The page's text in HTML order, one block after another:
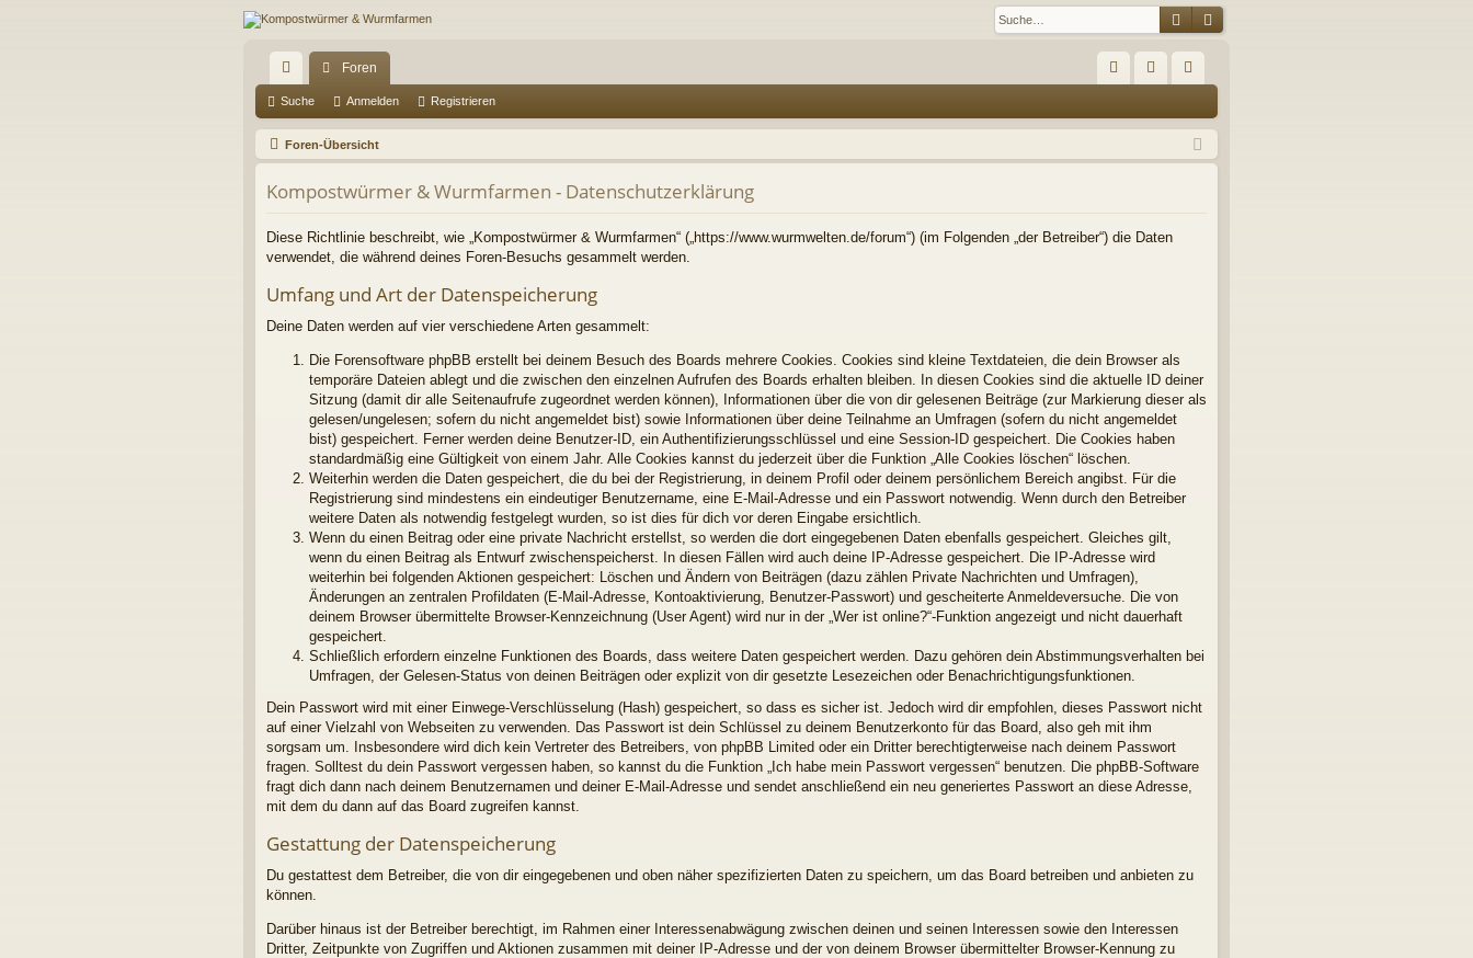
SucheErweiterte Suche
ch
ne
llz
ug
riff
Foren
Q m
el
n
ist
rie
Suche Anmelden Registrieren
Foren-Übersicht
Kompostwürmer & Wurmfarmen - Datenschutzerklärung
Diese Richtlinie beschreibt, wie „Kompostwürmer & Wurmfarmen“ („https://www.wurmwelten.de/forum“) (im Folgenden „der Betreiber“) die Daten
verwendet, die während deines Foren-Besuchs gesammelt werden.
Umfang und Art der Datenspeicherung
Deine Daten werden auf vier verschiedene Arten gesammelt:
Die Forensoftware phpBB erstellt bei deinem Besuch des Boards mehrere Cookies. Cookies sind kleine Textdateien, die dein Browser als
temporäre Dateien ablegt und die zwischen den einzelnen Aufrufen des Boards erhalten bleiben. In diesen Cookies sind die aktuelle ID deiner
Sitzung (damit dir alle Seitenaufrufe zugeordnet werden können), Informationen über die von dir gelesenen Beiträge (zur Markierung dieser als
gelesen/ungelesen; sofern du nicht angemeldet bist) sowie Informationen über deine Teilnahme an Umfragen (sofern du nicht angemeldet
bist) gespeichert. Ferner werden deine Benutzer-ID, ein Authentifizierungsschlüssel und eine Session-ID gespeichert. Die Cookies haben
standardmäßig eine Gültigkeit von einem Jahr. Alle Cookies kannst du jederzeit über die Funktion „Alle Cookies löschen“ löschen.
Weiterhin werden die Daten gespeichert, die du bei der Registrierung, in deinem Profil oder deinem persönlichem Bereich angibst. Für die
Registrierung sind mindestens ein eindeutiger Benutzername, eine E-Mail-Adresse und ein Passwort notwendig. Wenn durch den Betreiber
weitere Daten als notwendig festgelegt wurden, so ist dies für dich vor deren Eingabe ersichtlich.
Wenn du einen Beitrag oder eine private Nachricht erstellst, so werden die dort eingegebenen Daten ebenfalls gespeichert. Gleiches gilt,
wenn du einen Beitrag als Entwurf zwischenspeicherst. In diesen Fällen wird auch deine IP-Adresse gespeichert. Die IP-Adresse wird
weiterhin bei folgenden Aktionen gespeichert: Löschen und Ändern von Beiträgen (dazu zählen Private Nachrichten und Umfragen),
Änderungen an zentralen Profildaten (E-Mail-Adresse, Kontoaktivierung, Benutzer-Passwort) und gescheiterte Anmeldeversuche. Die von
deinem Browser übermittelte Browser-Kennzeichnung (User Agent) wird nur in der „Wer ist online?“-Funktion angezeigt und nicht dauerhaft
gespeichert.
Schließlich erfordern einzelne Funktionen des Boards, dass weitere Daten gespeichert werden. Dazu gehören dein Abstimmungsverhalten bei
Umfragen, der Gelesen-Status von deinen Beiträgen oder explizit von dir gesetzte Lesezeichen oder Benachrichtigungsfunktionen.
Dein Passwort wird mit einer Einwege-Verschlüsselung (Hash) gespeichert, so dass es sicher ist. Jedoch wird dir empfohlen, dieses Passwort nicht
auf einer Vielzahl von Webseiten zu verwenden. Das Passwort ist dein Schlüssel zu deinem Benutzerkonto für das Board, also geh mit ihm
sorgsam um. Insbesondere wird dich kein Vertreter des Betreibers, von phpBB Limited oder ein Dritter berechtigterweise nach deinem Passwort
fragen. Solltest du dein Passwort vergessen haben, so kannst du die Funktion „Ich habe mein Passwort vergessen“ benutzen. Die phpBB-Software
fragt dich dann nach deinem Benutzernamen und deiner E-Mail-Adresse und sendet anschließend ein neu generiertes Passwort an diese Adresse,
mit dem du dann auf das Board zugreifen kannst.
Gestattung der Datenspeicherung
Du gestattest dem Betreiber, die von dir eingegebenen und oben näher spezifizierten Daten zu speichern, um das Board betreiben und anbieten zu
können.
Darüber hinaus ist der Betreiber berechtigt, im Rahmen einer Interessenabwägung zwischen deinen und seinen Interessen sowie den Interessen
Dritter, Zeitpunkte von Zugriffen und Aktionen zusammen mit deiner IP-Adresse und der von deinem Browser übermittelter Browser-Kennung zu